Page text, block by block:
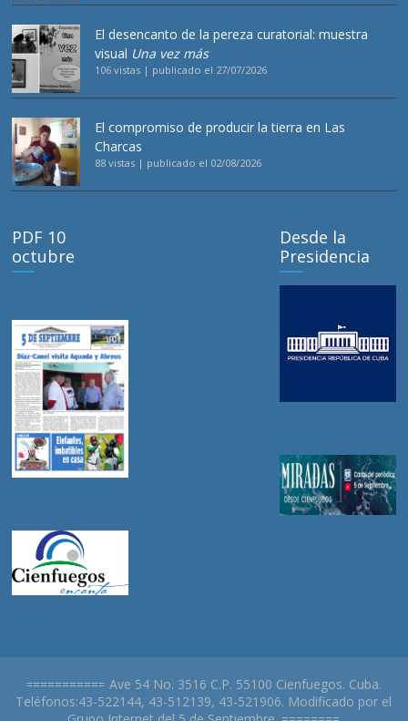
El desencanto de la pereza curatorial: muestra
visual Una vez más
106 vistas | publicado el 27/07/2026
El compromiso de producir la tierra en Las
Charcas
88 vistas | publicado el 02/08/2026
PDF 10
octubre
Desde la
Presidencia
=========== Ave 54 No. 3516 C.P. 55100 Cienfuegos. Cuba.
Teléfonos:43-522144, 43-512139, 43-521906. Modificado por el